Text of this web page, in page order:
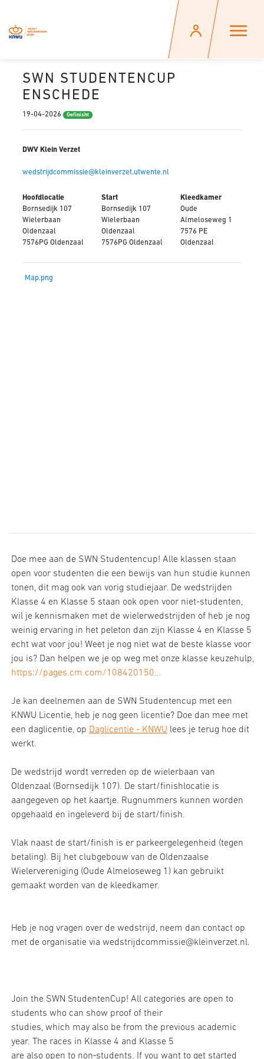
SWN STUDENTENCUP
ENSCHEDE
19-04-2026 Gefinisht
DWV Klein Verzet
wedstrijdcommissie@kleinverzet.utwente.nl
Hoofdlocatie
Bornsedijk 107
Wielerbaan
Oldenzaal
7576PG Oldenzaal
Start
Bornsedijk 107
Wielerbaan
Oldenzaal
7576PG Oldenzaal
Kleedkamer
Oude
Almeloseweg 1
7576 PE
Oldenzaal
Map.png
Doe mee aan de SWN Studentencup! Alle klassen staan
open voor studenten die een bewijs van hun studie kunnen
tonen, dit mag ook van vorig studiejaar. De wedstrijden
Klasse 4 en Klasse 5 staan ook open voor niet-studenten,
wil je kennismaken met de wielerwedstrijden of heb je nog
weinig ervaring in het peleton dan zijn Klasse 4 en Klasse 5
echt wat voor jou! Weet je nog niet wat de beste klasse voor
jou is? Dan helpen we je op weg met onze klasse keuzehulp,
https://pages.cm.com/108420150...
Je kan deelnemen aan de SWN Studentencup met een
KNWU Licentie, heb je nog geen licentie? Doe dan mee met
een daglicentie, op Daglicentie - KNWU lees je terug hoe dit
werkt.
De wedstrijd wordt verreden op de wielerbaan van
Oldenzaal (Bornsedijk 107). De start/finishlocatie is
aangegeven op het kaartje. Rugnummers kunnen worden
opgehaald en ingeleverd bij de start/finish.
Vlak naast de start/finish is er parkeergelegenheid (tegen
betaling). Bij het clubgebouw van de Oldenzaalse
Wielervereniging (Oude Almeloseweg 1) kan gebruikt
gemaakt worden van de kleedkamer.
Heb je nog vragen over de wedstrijd, neem dan contact op
met de organisatie via wedstrijdcommissie@kleinverzet.nl.
Join the SWN StudentenCup! All categories are open to
students who can show proof of their
studies, which may also be from the previous academic
year. The races in Klasse 4 and Klasse 5
are also open to non‐students. If you want to get started